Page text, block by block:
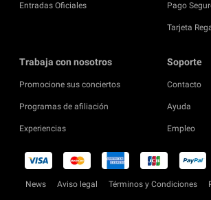
Entradas Oficiales Pago
Tarjeta
Trabaja con nosotros
Promocione sus conciertos
Programas de afiliación
Experiencias
Soporte
Contacto
Ayuda
Empleo
News Aviso legal Términos y Condiciones